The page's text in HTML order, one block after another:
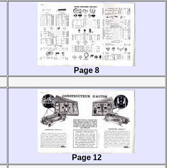
Page 8
Page 12